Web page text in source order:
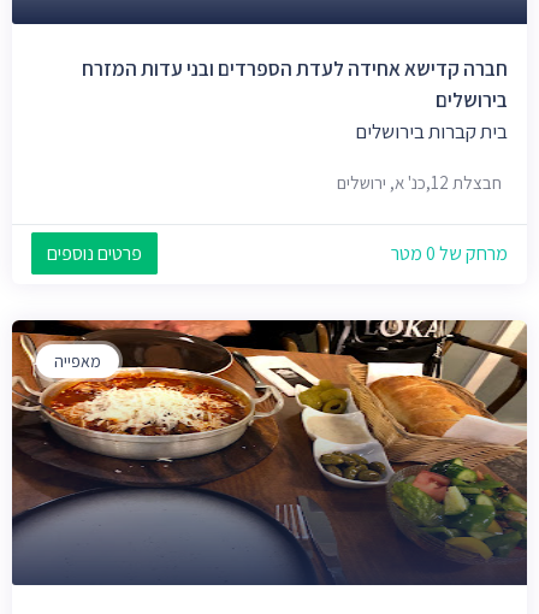
חברה קדישא אחידה לעדת הספרדים ובני עדות המזרח
בירושלים
בית קברות בירושלים
חבצלת 12,כנ' א, ירושלים
מרחק של 0 מטר פרטים נוספים
מאפייה